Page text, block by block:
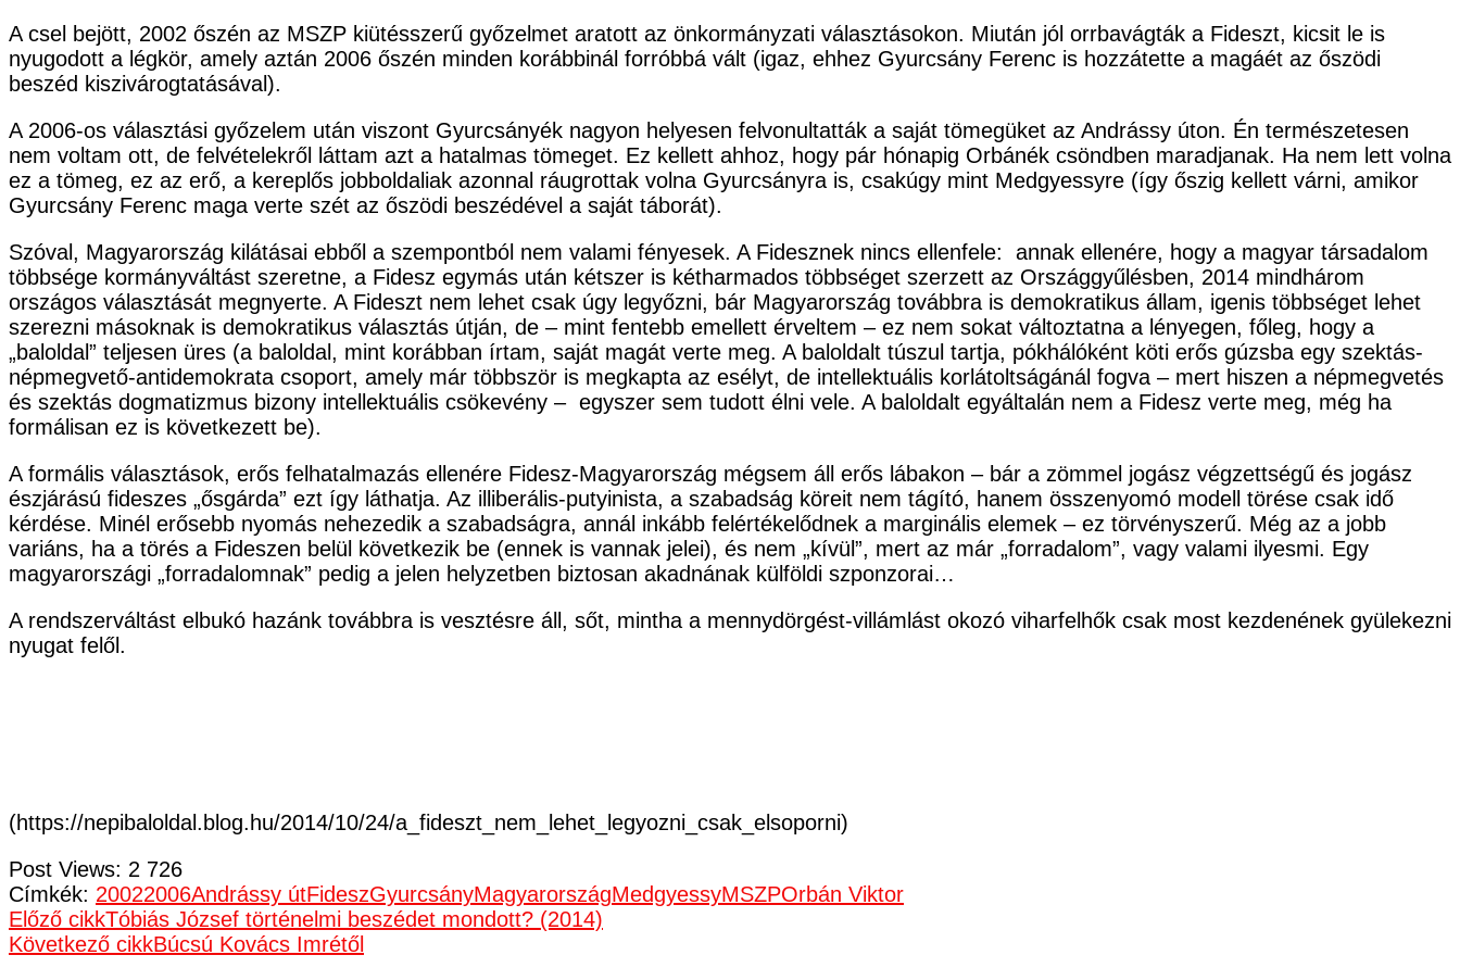
A csel bejött, 2002 őszén az MSZP kiütésszerű győzelmet aratott az önkormányzati választásokon. Miután jól orrbavágták a Fideszt, kicsit le is
nyugodott a légkör, amely aztán 2006 őszén minden korábbinál forróbbá vált (igaz, ehhez Gyurcsány Ferenc is hozzátette a magáét az őszödi
beszéd kiszivárogtatásával).
A 2006-os választási győzelem után viszont Gyurcsányék nagyon helyesen felvonultatták a saját tömegüket az Andrássy úton. Én természetesen
nem voltam ott, de felvételekről láttam azt a hatalmas tömeget. Ez kellett ahhoz, hogy pár hónapig Orbánék csöndben maradjanak. Ha nem lett volna
ez a tömeg, ez az erő, a kereplős jobboldaliak azonnal ráugrottak volna Gyurcsányra is, csakúgy mint Medgyessyre (így őszig kellett várni, amikor
Gyurcsány Ferenc maga verte szét az őszödi beszédével a saját táborát).
Szóval, Magyarország kilátásai ebből a szempontból nem valami fényesek. A Fidesznek nincs ellenfele: annak ellenére, hogy a magyar társadalom
többsége kormányváltást szeretne, a Fidesz egymás után kétszer is kétharmados többséget szerzett az Országgyűlésben, 2014 mindhárom
országos választását megnyerte. A Fideszt nem lehet csak úgy legyőzni, bár Magyarország továbbra is demokratikus állam, igenis többséget lehet
szerezni másoknak is demokratikus választás útján, de – mint fentebb emellett érveltem – ez nem sokat változtatna a lényegen, főleg, hogy a
„baloldal” teljesen üres (a baloldal, mint korábban írtam, saját magát verte meg. A baloldalt túszul tartja, pókhálóként köti erős gúzsba egy szektás-
népmegvető-antidemokrata csoport, amely már többször is megkapta az esélyt, de intellektuális korlátoltságánál fogva – mert hiszen a népmegvetés
és szektás dogmatizmus bizony intellektuális csökevény – egyszer sem tudott élni vele. A baloldalt egyáltalán nem a Fidesz verte meg, még ha
formálisan ez is következett be).
A formális választások, erős felhatalmazás ellenére Fidesz-Magyarország mégsem áll erős lábakon – bár a zömmel jogász végzettségű és jogász
észjárású fideszes „ősgárda” ezt így láthatja. Az illiberális-putyinista, a szabadság köreit nem tágító, hanem összenyomó modell törése csak idő
kérdése. Minél erősebb nyomás nehezedik a szabadságra, annál inkább felértékelődnek a marginális elemek – ez törvényszerű. Még az a jobb
variáns, ha a törés a Fideszen belül következik be (ennek is vannak jelei), és nem „kívül”, mert az már „forradalom”, vagy valami ilyesmi. Egy
magyarországi „forradalomnak” pedig a jelen helyzetben biztosan akadnának külföldi szponzorai…
A rendszerváltást elbukó hazánk továbbra is vesztésre áll, sőt, mintha a mennydörgést-villámlást okozó viharfelhők csak most kezdenének gyülekezni
nyugat felől.
(https://nepibaloldal.blog.hu/2014/10/24/a_fideszt_nem_lehet_legyozni_csak_elsoporni)
Post Views: 2 726
Címkék: 20022006Andrássy útFideszGyurcsányMagyarországMedgyessyMSZPOrbán Viktor
Bejegyzések
navigációja
Előző cikkTóbiás József történelmi beszédet mondott? (2014)
Következő cikkBúcsú Kovács Imrétől